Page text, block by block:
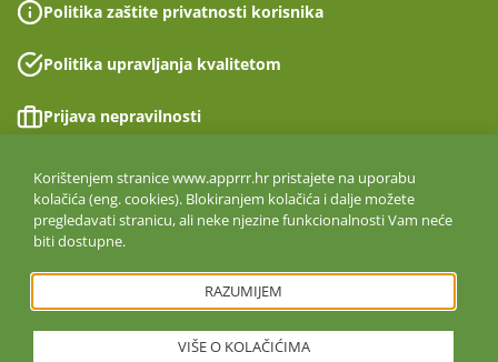
Politika zaštite privatnosti korisnika
Politika upravljanja kvalitetom
Prijava nepravilnosti
Izjava o pristupačnosti
Politika informacijske sigurnosti
ISO 27001:2022
Copyright © 2026. Agencija za plaćanja u poljoprivredi, ribarstvu i
Korištenjem stranice www.apprrr.hr pristajete na uporabu
kolačića (eng. cookies). Blokiranjem kolačića i dalje možete
pregledavati stranicu, ali neke njezine funkcionalnosti Vam neće
biti dostupne.
RAZUMIJEM
VIŠE O KOLAČIĆIMA